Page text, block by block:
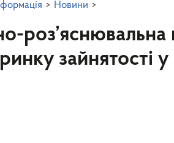
> Новини >
зайнятості